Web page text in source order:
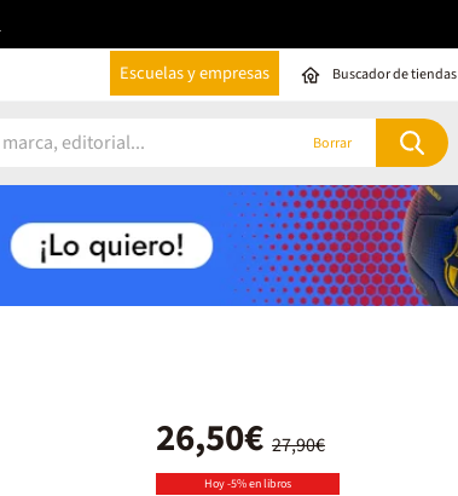
Escuelas y empresas Buscador de tiendas
Borrar
27,90€
26,50€
Hoy -5% en libros